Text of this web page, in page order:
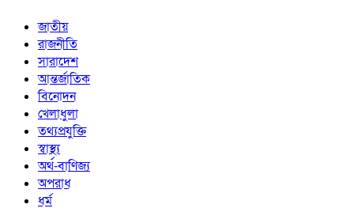
জাতীয়
রাজনীতি
সারাদেশ
আন্তর্জাতিক
বিনোদন
খেলাধুলা
তথ্যপ্রযুক্তি
স্বাস্থ্য
অর্থ-বাণিজ্য
অপরাধ
ধর্ম